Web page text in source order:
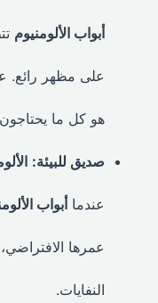
أبواب الألومنيوم
على مظهر رائع.
هو كل ما يحتاجون
صديق للبيئة:
عندماأبواب
عمرها
النفايات.